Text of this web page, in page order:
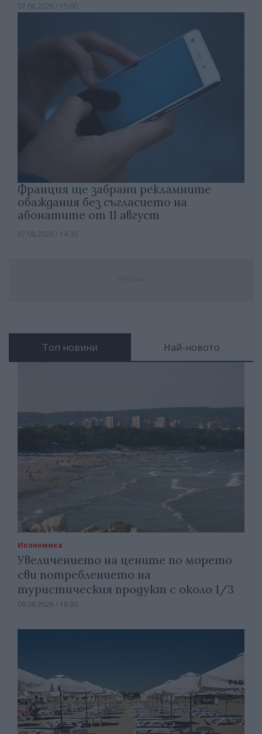
07.08.2026 / 15:00
Франция ще забрани рекламните
обаждания без съгласието на
абонатите от 11 август
07.08.2026 / 14:30
Топ новини Най-новото
Икономика
Увеличението на цените по морето
сви потреблението на
туристическия продукт с около 1/3
09.08.2026 / 18:30